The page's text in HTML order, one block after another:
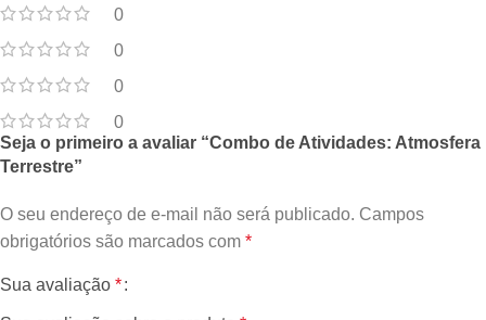
0
0
0
0
Seja o primeiro a avaliar “Combo de Atividades: Atmosfera
Terrestre”
O seu endereço de e-mail não será publicado. Campos
obrigatórios são marcados com *
Sua avaliação *